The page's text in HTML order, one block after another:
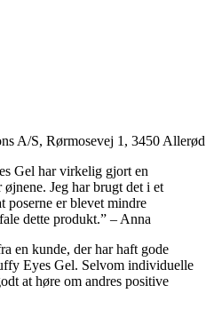
A/S, Rørmosevej 1, 3450 Allerød
Gel har virkelig gjort en
Jeg har brugt det i et
poserne er blevet mindre
dette produkt.” – Anna
en kunde, der har haft gode
Eyes Gel. Selvom individuelle
at høre om andres positive